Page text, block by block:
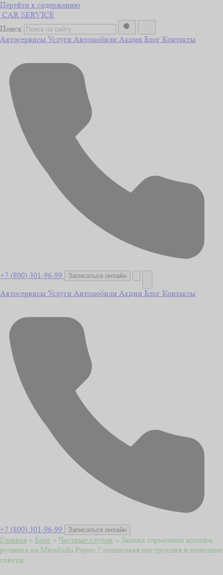
Перейти к содержанию
CAR SERVICE
Поиск
Автосервисы Услуги Автомобили Акции Блог Контакты
+7 (800) 301-96-99 Записаться онлайн
Автосервисы Услуги Автомобили Акции Блог Контакты
+7 (800) 301-96-99 Записаться онлайн
Главная » Блог » Частные случаи » Замена тормозных колодок
ручника на Mitsubishi Pajero 2 пошаговая инструкция и полезные
советы